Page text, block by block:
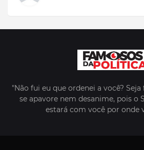
"Não fui eu que ordenei a você?
se apavore nem desanime, pois o
estará com você por onde